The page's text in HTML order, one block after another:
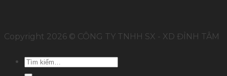
Copyright 2026 © CÔNG TY TNHH SX - XD ĐỈNH TÂM
Tìm
kiếm: